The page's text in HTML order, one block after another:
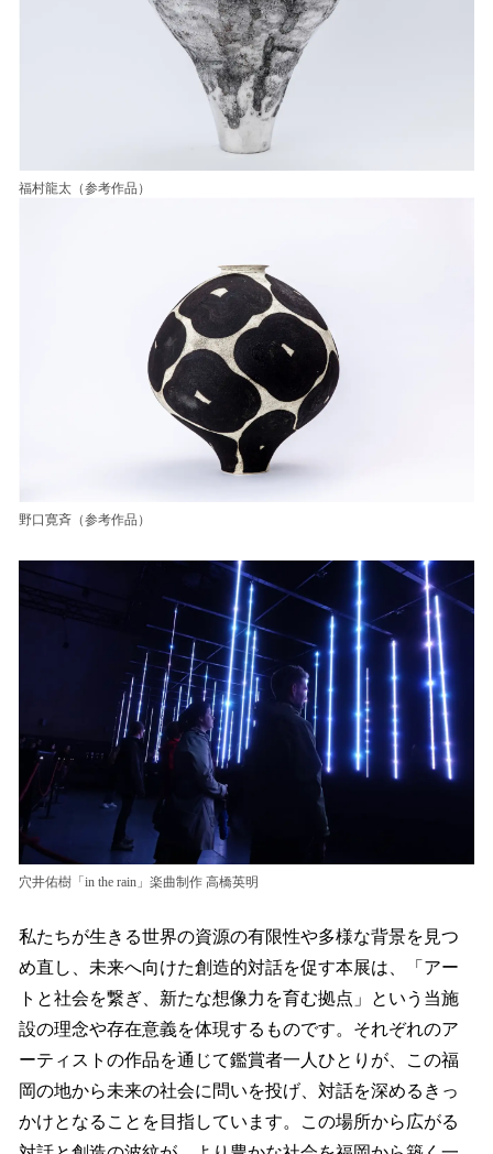
福村龍太（参考作品）
野口寛斉（参考作品）
穴井佑樹「in the rain」楽曲制作 高橋英明
私たちが生きる世界の資源の有限性や多様な背景を見つ
め直し、未来へ向けた創造的対話を促す本展は、「アー
トと社会を繋ぎ、新たな想像力を育む拠点」という当施
設の理念や存在意義を体現するものです。それぞれのア
ーティストの作品を通じて鑑賞者一人ひとりが、この福
岡の地から未来の社会に問いを投げ、対話を深めるきっ
かけとなることを目指しています。この場所から広がる